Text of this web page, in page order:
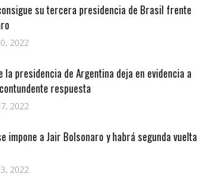
su tercera presidencia de Brasil frente
2022
la presidencia de Argentina deja en evidencia a
respuesta
2022
impone a Jair Bolsonaro y habrá segunda vuelta
2022